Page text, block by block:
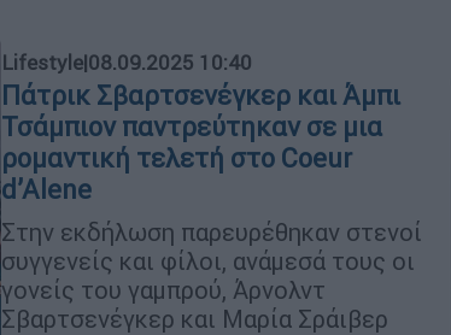
Lifestyle|08.09.2025 10:40
Πάτρικ Σβαρτσενέγκερ και Άμπι
Τσάμπιον παντρεύτηκαν σε μια
ρομαντική τελετή στο Coeur
d’Alene
Στην εκδήλωση παρευρέθηκαν στενοί
συγγενείς και φίλοι, ανάμεσά τους οι
γονείς του γαμπρού, Άρνολντ
Σβαρτσενέγκερ και Μαρία Σράιβερ